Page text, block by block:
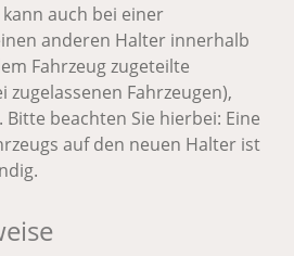
auch bei einer
anderen Halter innerhalb
Fahrzeug zugeteilte
zugelassenen Fahrzeugen),
beachten Sie hierbei: Eine
auf den neuen Halter ist